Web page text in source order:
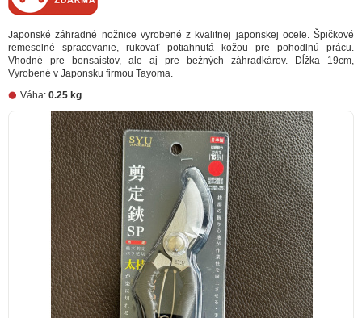
Japonské záhradné nožnice vyrobené z kvalitnej japonskej ocele. Špičkové
remeselné spracovanie, rukoväť potiahnutá kožou pre pohodlnú prácu.
Vhodné pre bonsaistov, ale aj pre bežných záhradkárov. Dĺžka 19cm,
Vyrobené v Japonsku firmou Tayoma.
Váha: 0.25 kg